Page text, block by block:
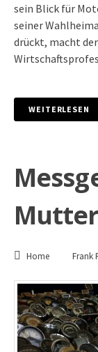
sein Blick für
seiner
drückt, macht
WEITERLESEN
Home Frank